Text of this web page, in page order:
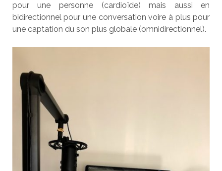
pour une personne (cardioïde) mais aussi en
bidirectionnel pour une conversation voire à plus pour
une captation du son plus globale (omnidirectionnel).